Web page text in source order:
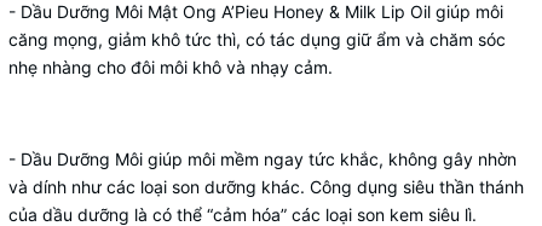
- Dầu Dưỡng Môi Mật Ong A’Pieu Honey & Milk Lip Oil giúp môi
căng mọng, giảm khô tức thì, có tác dụng giữ ẩm và chăm sóc
nhẹ nhàng cho đôi môi khô và nhạy cảm.
- Dầu Dưỡng Môi giúp môi mềm ngay tức khắc, không gây nhờn
và dính như các loại son dưỡng khác. Công dụng siêu thần thánh
của dầu dưỡng là có thể “cảm hóa” các loại son kem siêu lì.